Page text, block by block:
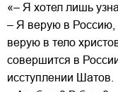
«– Я хотел лишь
– Я верую в
верую в тело
совершится в
исступлении Шатов.